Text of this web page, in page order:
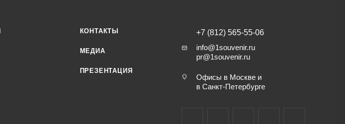
КОНТАКТЫ
МЕДИА
ПРЕЗЕНТАЦИЯ
+7 (812) 565-55-06
info@1souvenir.ru
pr@1souvenir.ru
Офисы в Москве и
в Санкт-Петербурге